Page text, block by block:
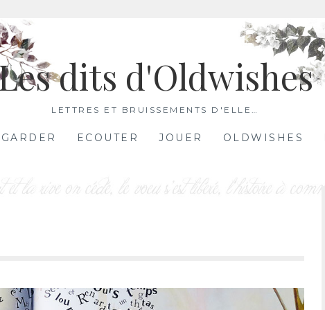
dits d'Oldwishes
LETTRES ET BRUISSEMENTS D'ELLE…
ECOUTER JOUER OLDWISHES